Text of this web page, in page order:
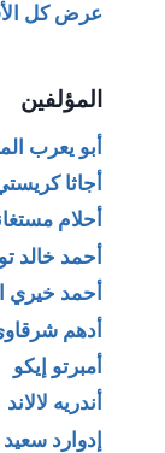
عرض كل
المؤلفين
أبو يعرب
أجاثا
أحلام
أحمد خالد
أحمد خيري
أدهم
أمبرتو إيكو
أندريه لالاند
إدوارد سعيد